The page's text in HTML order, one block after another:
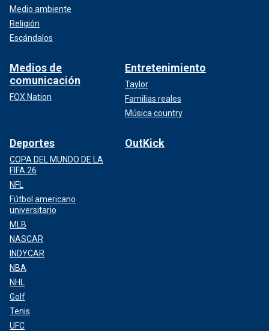
Medio ambiente
Religión
Escándalos
Medios de
comunicación
FOX Nation
Entretenimiento
Taylor
Familias reales
Música country
Deportes
COPA DEL MUNDO DE LA
FIFA 26
NFL
Fútbol americano
universitario
MLB
NASCAR
INDYCAR
NBA
NHL
Golf
Tenis
UFC
OutKick